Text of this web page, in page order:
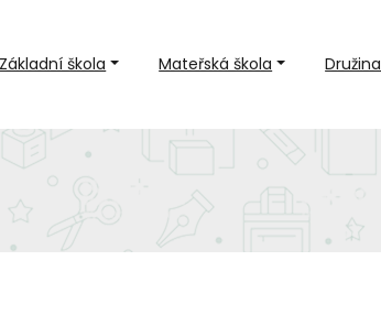
Základní škola Mateřská škola Družina